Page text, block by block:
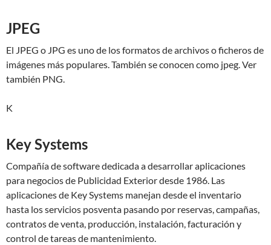
JPEG
El JPEG o JPG es uno de los formatos de archivos o ficheros de
imágenes más populares. También se conocen como jpeg. Ver
también PNG.
K
Key Systems
Compañía de software dedicada a desarrollar aplicaciones
para negocios de Publicidad Exterior desde 1986. Las
aplicaciones de Key Systems manejan desde el inventario
hasta los servicios posventa pasando por reservas, campañas,
contratos de venta, producción, instalación, facturación y
control de tareas de mantenimiento.